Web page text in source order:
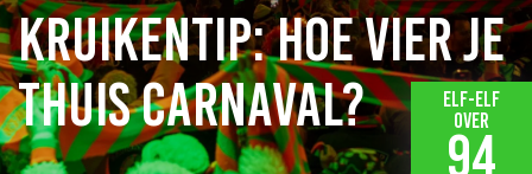
Kruikentip: hoe vier je
thuis carnaval?
Elf-elf
over
94